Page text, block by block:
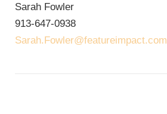
Sarah Fowler
913-647-0938
Sarah.Fowler@featureimpact.com